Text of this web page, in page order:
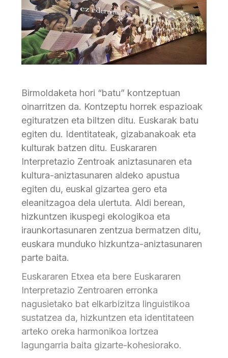
Birmoldaketa hori “batu” kontzeptuan
oinarritzen da. Kontzeptu horrek espazioak
egituratzen eta biltzen ditu. Euskarak batu
egiten du. Identitateak, gizabanakoak eta
kulturak batzen ditu. Euskararen
Interpretazio Zentroak aniztasunaren eta
kultura-aniztasunaren aldeko apustua
egiten du, euskal gizartea gero eta
eleanitzagoa dela ulertuta. Aldi berean,
hizkuntzen ikuspegi ekologikoa eta
iraunkortasunaren zentzua bermatzen ditu,
euskara munduko hizkuntza-aniztasunaren
parte baita.
Euskararen Etxea eta bere Euskararen
Interpretazio Zentroaren erronka
nagusietako bat elkarbizitza linguistikoa
sustatzea da, hizkuntzen eta identitateen
arteko oreka harmonikoa lortzea
lagungarria baita gizarte-kohesiorako.